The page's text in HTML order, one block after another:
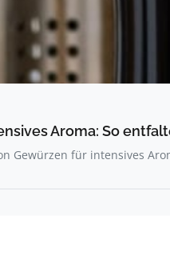
Aroma: So
Gewürzen für intensives